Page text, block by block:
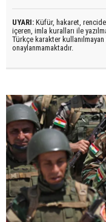
UYARI: Küfür, hakaret,
içeren, imla kuralları ile
Türkçe karakter
onaylanmamaktadır.